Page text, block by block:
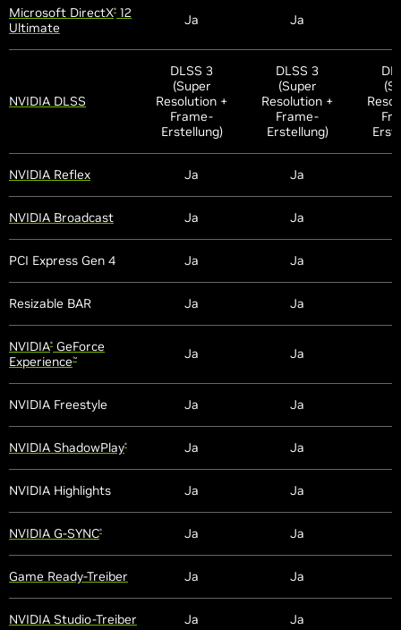
Microsoft DirectX® 12
Ultimate
Ja Ja
NVIDIA DLSS
DLSS 3
(Super
Resolution +
Frame-
Erstellung)
DLSS 3
(Super
Resolution +
Frame-
Erstellung)
NVIDIA Reflex Ja Ja
NVIDIA Broadcast Ja Ja
PCI Express Gen 4 Ja Ja
Resizable BAR Ja Ja
NVIDIA® GeForce
Experience™ Ja Ja
NVIDIA Freestyle Ja Ja
NVIDIA ShadowPlay® Ja Ja
NVIDIA Highlights Ja Ja
NVIDIA G-SYNC® Ja Ja
Game Ready-Treiber Ja Ja
NVIDIA Studio-Treiber Ja Ja